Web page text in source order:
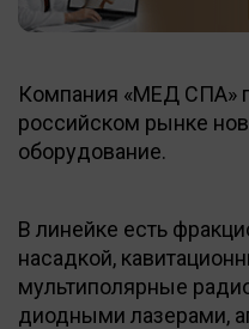
Компания «МЕД СПА»
российском рынке
оборудование.
В линейке есть
насадкой,
мультиполярные
диодными лазерами,